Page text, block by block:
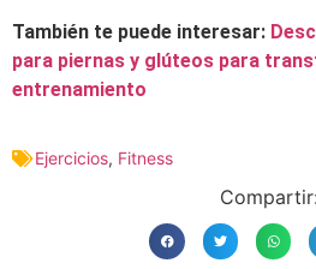
También te puede interesar:
para piernas y glúteos para
entrenamiento
Ejercicios, Fitness
Compartir: